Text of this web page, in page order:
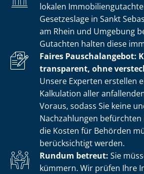
lokalen
Gesetzeslage in Sankt
am Rhein und Umgebung
Gutachten halten diese
Faires Pauschalangebot:
transparent, ohne
Unsere Experten erstellen
Kalkulation aller
Voraus, sodass Sie keine
Nachzahlungen befürchten
die Kosten für Behörden
berücksichtigt werden.
Rundum betreut: Sie
kümmern. Wir prüfen Ihre